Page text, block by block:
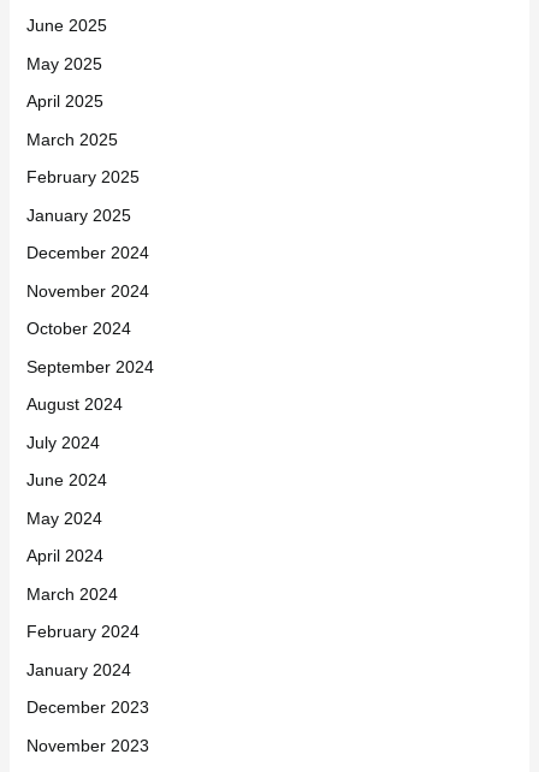
June 2025
May 2025
April 2025
March 2025
February 2025
January 2025
December 2024
November 2024
October 2024
September 2024
August 2024
July 2024
June 2024
May 2024
April 2024
March 2024
February 2024
January 2024
December 2023
November 2023